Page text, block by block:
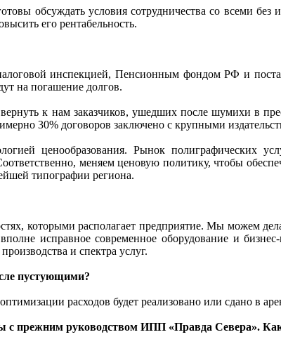
обсуждать условия сотрудничества со всеми без
его рентабельность.
инспекцией, Пенсионным фондом РФ и
на погашение долгов.
к нам заказчиков, ушедших после шумихи в
30% договоров заключено с крупными
ценообразования. Рынок полиграфических
меняем ценовую политику, чтобы
типографии региона.
которыми располагает предприятие. Мы можем
исправное современное оборудование и
и спектра услуг.
пустующими?
расходов будет реализовано или сдано в
с прежним руководством ИПП «Правда Севера».